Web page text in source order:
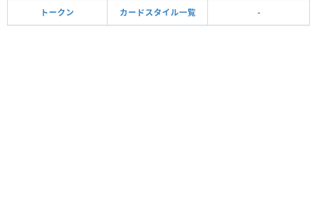
トークン カードスタイル一覧 -